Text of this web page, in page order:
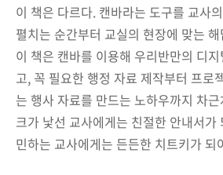
이 책은 다르다. 캔바라는 도구를 교사
펼치는 순간부터 교실의 현장에 맞는
이 책은 캔바를 이용해 우리반만의 디
고, 꼭 필요한 행정 자료 제작부터 프로
는 행사 자료를 만드는 노하우까지 차
크가 낯선 교사에게는 친절한 안내서가
민하는 교사에게는 든든한 치트키가 되